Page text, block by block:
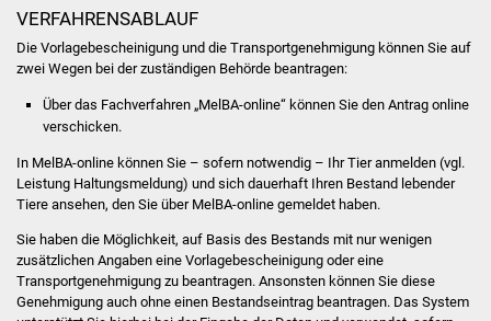
Familienzentrum
Stadtwerke
Suenergie
NETZMonitor
VERFAHRENSABLAUF
Die Vorlagebescheinigung und die Transportgenehmigung können Sie auf
zwei Wegen bei der zuständigen Behörde beantragen:
Über das Fachverfahren „MelBA-online“ können Sie den Antrag online
verschicken.
In MelBA-online können Sie – sofern notwendig – Ihr Tier anmelden (vgl.
Leistung Haltungsmeldung) und sich dauerhaft Ihren Bestand lebender
Tiere ansehen, den Sie über MelBA-online gemeldet haben.
Sie haben die Möglichkeit, auf Basis des Bestands mit nur wenigen
zusätzlichen Angaben eine Vorlagebescheinigung oder eine
Transportgenehmigung zu beantragen. Ansonsten können Sie diese
Genehmigung auch ohne einen Bestandseintrag beantragen. Das System